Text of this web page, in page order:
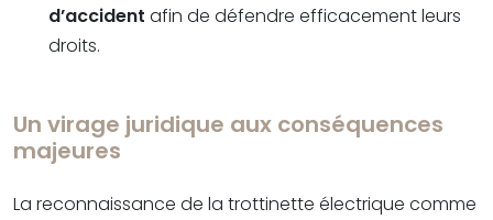
d’accident afin de défendre efficacement leurs
droits.
Un virage juridique aux conséquences
majeures
La reconnaissance de la trottinette électrique comme